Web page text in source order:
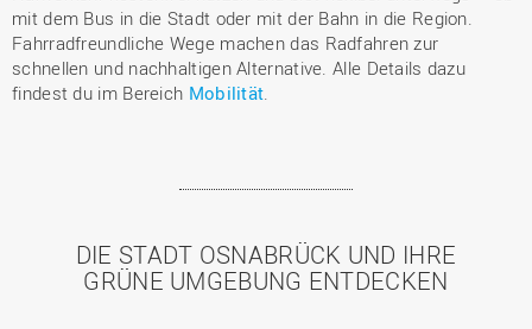
mit dem Bus in die Stadt oder mit der Bahn in die Region.
Fahrradfreundliche Wege machen das Radfahren zur
schnellen und nachhaltigen Alternative. Alle Details dazu
findest du im Bereich Mobilität
DIE STADT OSNABRÜCK UND IHRE
GRÜNE UMGEBUNG ENTDECKEN